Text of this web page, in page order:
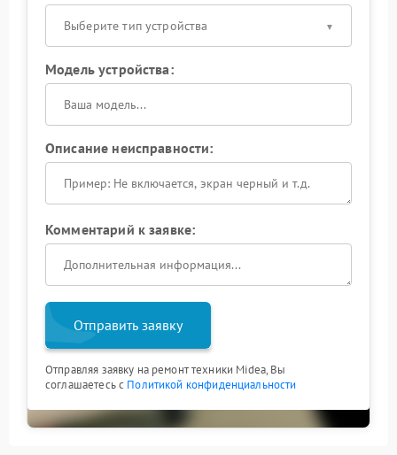
Выберите тип устройства
Модель устройства:
Описание неисправности:
Комментарий к заявке:
Отправить заявку
Отправляя заявку на ремонт техники Midea, Вы
соглашаетесь с Политикой конфиденциальности